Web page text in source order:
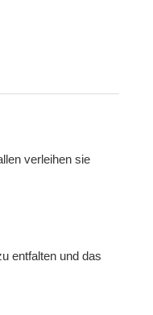
verleihen sie
entfalten und das